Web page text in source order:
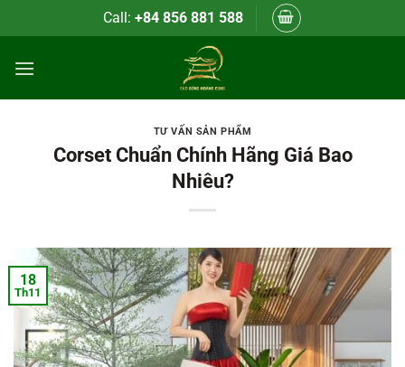
qua
dung
Call: +84 856 881 588
TƯ VẤN SẢN PHẨM
Corset Chuẩn Chính Hãng Giá Bao
Nhiêu?
18
Th11